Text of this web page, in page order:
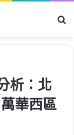
析：北
華西區